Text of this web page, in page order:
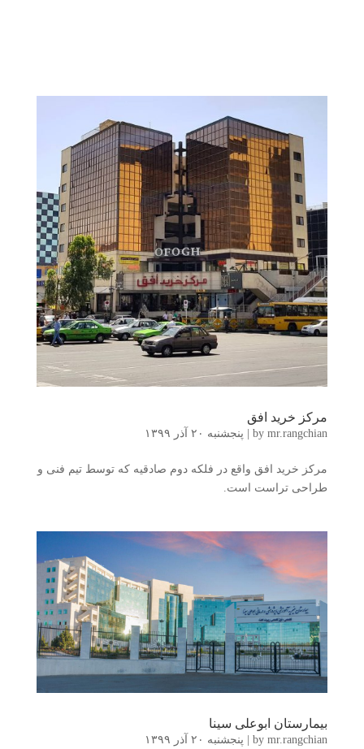
مرکز خرید افق
bymr.rangchian
| پنجشنبه ۲۰ آذر ۱۳۹۹
مرکز خرید افق واقع در فلکه دوم صادقیه که توسط تیم فنی و
طراحی تراست است.
بیمارستان ابوعلی سینا
bymr.rangchian
| پنجشنبه ۲۰ آذر ۱۳۹۹